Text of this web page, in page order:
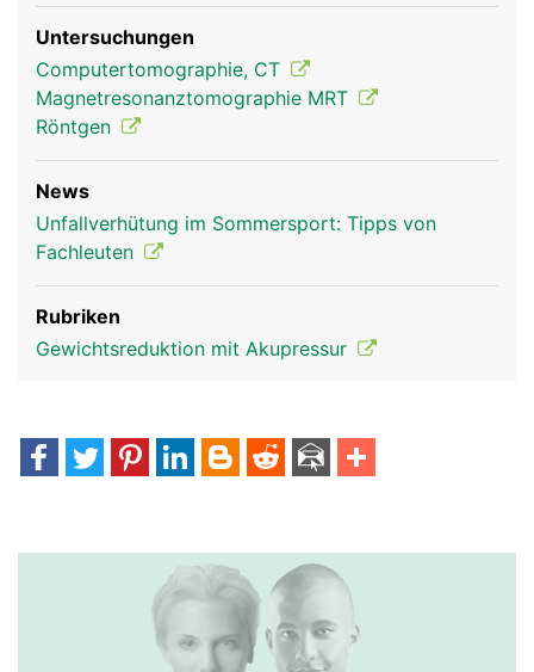
Untersuchungen
Computertomographie, CT
Magnetresonanztomographie MRT
Röntgen
News
Unfallverhütung im Sommersport: Tipps von
Fachleuten
Rubriken
Gewichtsreduktion mit Akupressur